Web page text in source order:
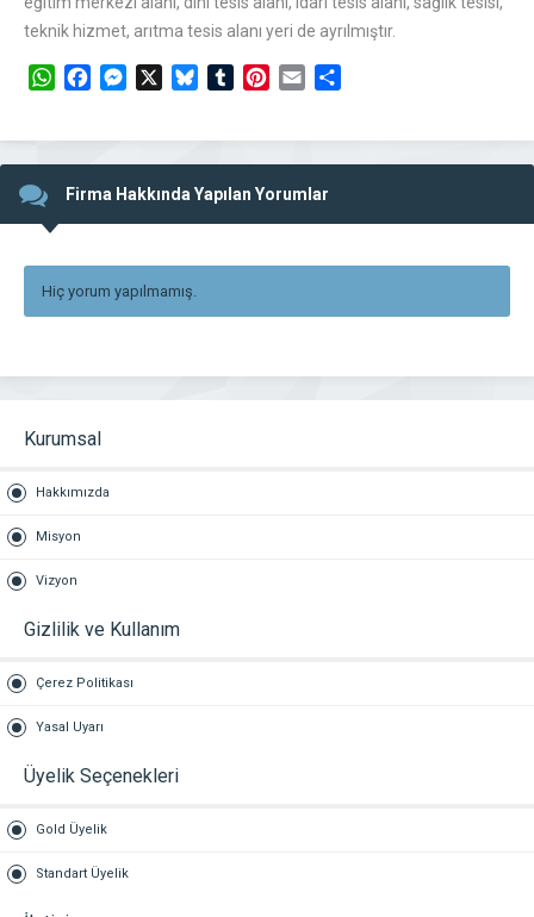
teknik hizmet, arıtma tesis alanı yeri de ayrılmıştır.
WhatsAppFacebookMessengerBlueskyTumblrPinterest
Email
Firma Hakkında Yapılan Yorumlar
Hiç yorum yapılmamış.
Kurumsal
Hakkımızda
Misyon
Vizyon
Gizlilik ve Kullanım
Çerez Politikası
Yasal Uyarı
Üyelik Seçenekleri
Gold Üyelik
Standart Üyelik